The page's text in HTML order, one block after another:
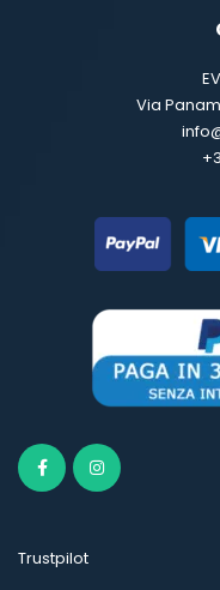
Via
Trustpilot